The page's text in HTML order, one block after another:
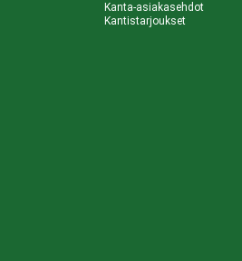
Kanta-asiakasehdot
Kantistarjoukset